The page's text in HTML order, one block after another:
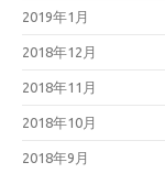
2019年1月
2018年12月
2018年11月
2018年10月
2018年9月